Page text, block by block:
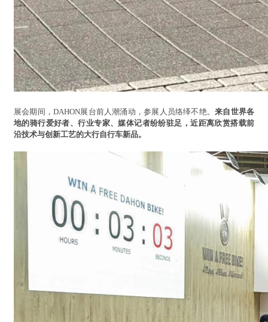
展会期间，DAHON展台前人潮涌动，参展人员络绎不绝。来自世界各
地的骑行爱好者、行业专家、媒体记者纷纷驻足，近距离欣赏搭载前
沿技术与创新工艺的大行自行车新品。